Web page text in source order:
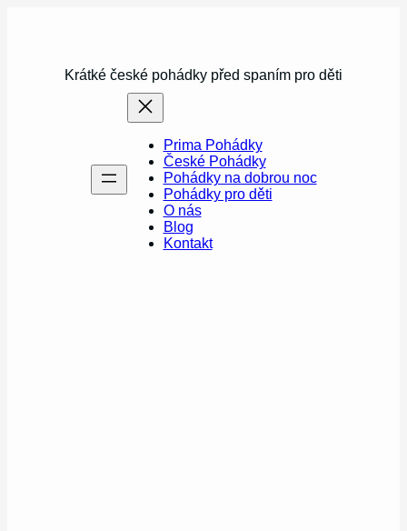
Krátké české pohádky před spaním pro děti
Prima Pohádky
České Pohádky
Pohádky na dobrou noc
Pohádky pro děti
O nás
Blog
Kontakt